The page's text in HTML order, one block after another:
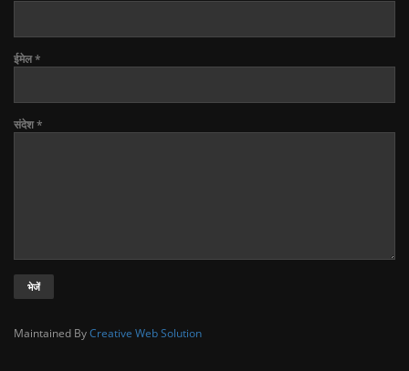
ईमेल*
संदेश*
Maintained ByCreative Web Solution